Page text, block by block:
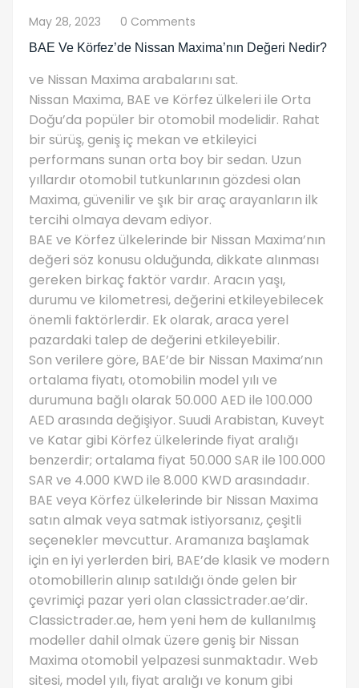
May 28, 2023 0 Comments
BAE Ve Körfez’de Nissan Maxima’nın Değeri Nedir?
ve Nissan Maxima arabalarını sat.
Nissan Maxima, BAE ve Körfez ülkeleri ile Orta
Doğu’da popüler bir otomobil modelidir. Rahat
bir sürüş, geniş iç mekan ve etkileyici
performans sunan orta boy bir sedan. Uzun
yıllardır otomobil tutkunlarının gözdesi olan
Maxima, güvenilir ve şık bir araç arayanların ilk
tercihi olmaya devam ediyor.
BAE ve Körfez ülkelerinde bir Nissan Maxima’nın
değeri söz konusu olduğunda, dikkate alınması
gereken birkaç faktör vardır. Aracın yaşı,
durumu ve kilometresi, değerini etkileyebilecek
önemli faktörlerdir. Ek olarak, araca yerel
pazardaki talep de değerini etkileyebilir.
Son verilere göre, BAE’de bir Nissan Maxima’nın
ortalama fiyatı, otomobilin model yılı ve
durumuna bağlı olarak 50.000 AED ile 100.000
AED arasında değişiyor. Suudi Arabistan, Kuveyt
ve Katar gibi Körfez ülkelerinde fiyat aralığı
benzerdir; ortalama fiyat 50.000 SAR ile 100.000
SAR ve 4.000 KWD ile 8.000 KWD arasındadır.
BAE veya Körfez ülkelerinde bir Nissan Maxima
satın almak veya satmak istiyorsanız, çeşitli
seçenekler mevcuttur. Aramanıza başlamak
için en iyi yerlerden biri, BAE’de klasik ve modern
otomobillerin alınıp satıldığı önde gelen bir
çevrimiçi pazar yeri olan classictrader.ae’dir.
Classictrader.ae, hem yeni hem de kullanılmış
modeller dahil olmak üzere geniş bir Nissan
Maxima otomobil yelpazesi sunmaktadır. Web
sitesi, model yılı, fiyat aralığı ve konum gibi